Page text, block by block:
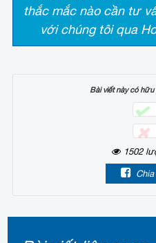
thắc mắc nào cần tư
với chúng tôi qua
Bài viết này có
1502